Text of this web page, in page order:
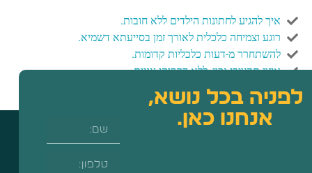
איך להגיע לחתונות הילדים ללא חובות.
רוגע וצמיחה כלכלית לאורך זמן בסייעתא דשמיא.
להשתחרר מ-דעות כלכליות קדומות.
איזון תקציבי נכון, ללא דקדוקי עניות.
שליטה מלאה בתקציב החודשי.
בכל נושא,
אנחנו כאן.